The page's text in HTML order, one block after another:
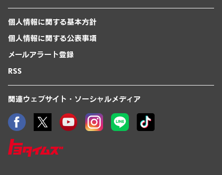
個人情報に関する基本方針
個人情報に関する公表事項
メールアラート登録
RSS
関連ウェブサイト・ソーシャルメディア